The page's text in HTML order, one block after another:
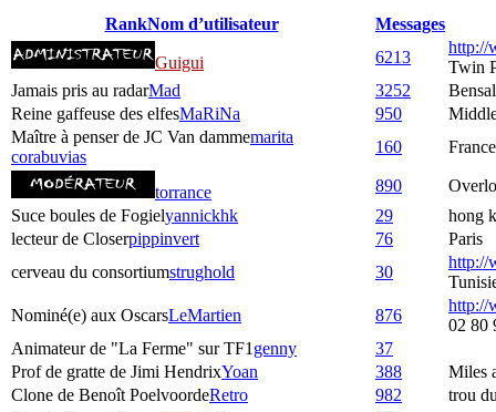
RankNom d’utilisateur Messages
Guigui 6213
http://
Twin
Jamais pris au radarMad 3252
Reine gaffeuse des elfesMaRiNa 950
Maître à penser de JC Van dammemarita
corabuvias
160
torrance 890
Suce boules de Fogielyannickhk 29
hong
lecteur de Closerpippinvert 76
Paris
cerveau du consortiumstrughold 30
http://
Nominé(e) aux OscarsLeMartien 876
http://
02 80
Animateur de "La Ferme" sur TF1 genny
37
Prof de gratte de Jimi HendrixYoan 388
Miles
Clone de Benoît PoelvoordeRetro 982
trou